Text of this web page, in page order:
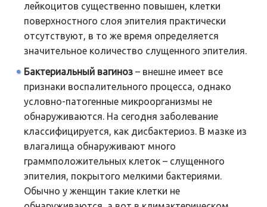
лейкоцитов существенно повышен, клетки
поверхностного слоя эпителия практически
отсутствуют, в то же время определяется
значительное количество слущенного эпителия.
Бактериальный вагиноз – внешне имеет все
признаки воспалительного процесса, однако
условно-патогенные микроорганизмы не
обнаруживаются. На сегодня заболевание
классифицируется, как дисбактериоз. В мазке из
влагалища обнаруживают много
граммположительных клеток – слущенного
эпителия, покрытого мелкими бактериями.
Обычно у женщин такие клетки не